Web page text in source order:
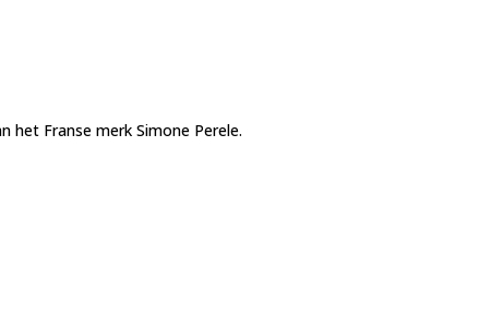
het Franse merk Simone Perele.